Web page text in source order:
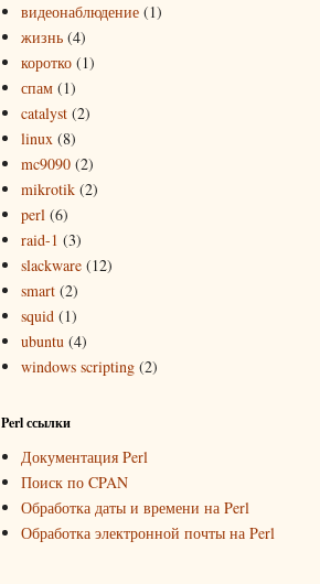
видеонаблюдение (1)
жизнь (4)
коротко (1)
спам (1)
catalyst (2)
linux (8)
mc9090 (2)
mikrotik (2)
perl (6)
raid-1 (3)
slackware (12)
smart (2)
squid (1)
ubuntu (4)
windows scripting (2)
Perl ссылки
Документация Perl
Поиск по CPAN
Обработка даты и времени на Perl
Обработка электронной почты на Perl